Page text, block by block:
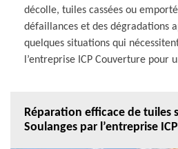
décolle, tuiles cassées ou
défaillances et des dégradations
quelques situations qui
l’entreprise ICP Couverture pour
Réparation efficace de tuiles
Soulanges par l’entreprise